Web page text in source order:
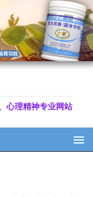
心理精神专业网站